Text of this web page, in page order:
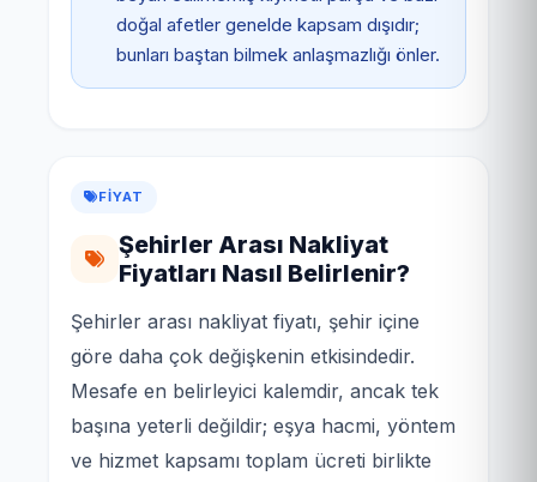
doğal afetler genelde kapsam dışıdır;
bunları baştan bilmek anlaşmazlığı önler.
FIYAT
Şehirler Arası Nakliyat
Fiyatları Nasıl Belirlenir?
Şehirler arası nakliyat fiyatı, şehir içine
göre daha çok değişkenin etkisindedir.
Mesafe en belirleyici kalemdir, ancak tek
başına yeterli değildir; eşya hacmi, yöntem
ve hizmet kapsamı toplam ücreti birlikte